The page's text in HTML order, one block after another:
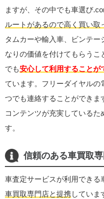
ますが、その中でも車選び
ルートがあるので高く買い取
タムカーや輸入車、ビンテ
なりの価値を付けてもらうこ
でも安心して利用することが
ています。フリーダイヤルの
つでも連絡することができま
コンテンツが充実しているた
す。
信頼のある車買取
車査定サービスが利用できる
車買取専門店と提携していま